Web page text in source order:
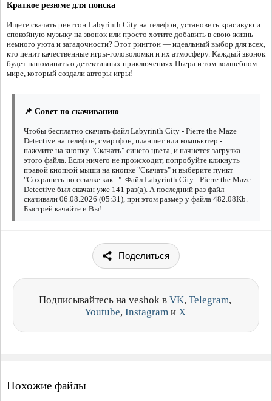
Краткое резюме для поиска
Ищете скачать рингтон Labyrinth City на телефон, установить красивую и
спокойную музыку на звонок или просто хотите добавить в свою жизнь
немного уюта и загадочности? Этот рингтон — идеальный выбор для всех,
кто ценит качественные игры-головоломки и их атмосферу. Каждый звонок
будет напоминать о детективных приключениях Пьера и том волшебном
мире, который создали авторы игры!
📌 Совет по скачиванию
Чтобы бесплатно скачать файл Labyrinth City - Pierre the Maze
Detective на телефон, смартфон, планшет или компьютер -
нажмите на кнопку "Скачать" синего цвета, и начнется загрузка
этого файла. Если ничего не происходит, попробуйте кликнуть
правой кнопкой мыши на кнопке "Скачать" и выберите пункт
"Сохранить по ссылке как...". Файл Labyrinth City - Pierre the Maze
Detective был скачан уже 141 раз(а). А последний раз файл
скачивали 06.08.2026 (05:31), при этом размер у файла 482.08Kb.
Быстрей качайте и Вы!
Поделиться
Подписывайтесь на veshok в VK, Telegram,
Youtube, Instagram и X
Похожие файлы